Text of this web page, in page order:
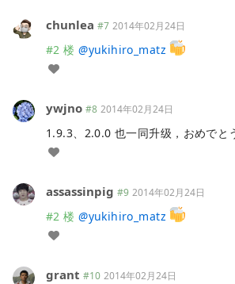
chunlea #7 2014年02月24日
#2 楼 @yukihiro_matz
ywjno #8 2014年02月24日
1.9.3、2.0.0 也一同升级，おめでと
assassinpig #9 2014年02月24日
#2 楼 @yukihiro_matz
grant #10 2014年02月24日